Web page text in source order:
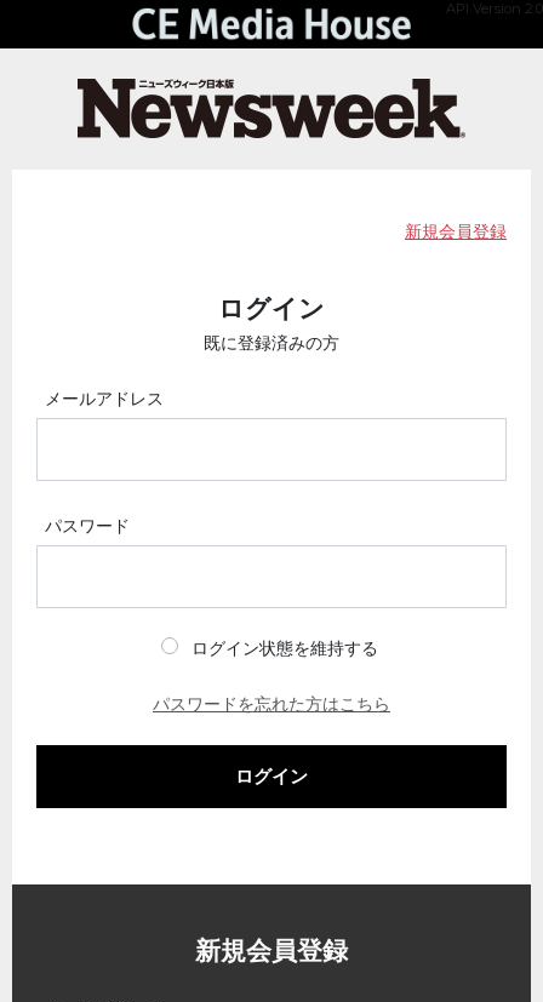
API Version 2.0
新規会員登録
ログイン
既に登録済みの方
メールアドレス
パスワード
ログイン状態を維持する
パスワードを忘れた方はこちら
ログイン
新規会員登録